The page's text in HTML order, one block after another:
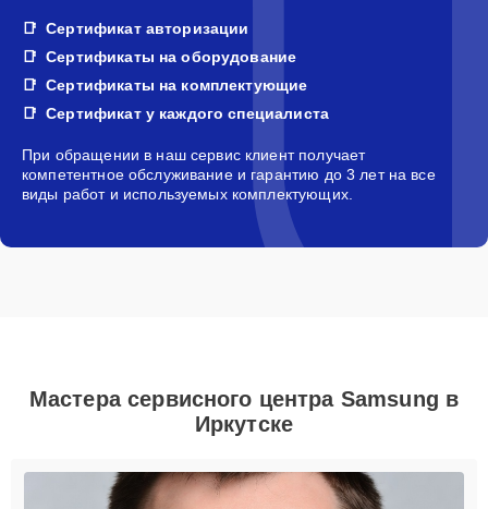
Сертификат авторизации
Сертификаты на оборудование
Сертификаты на комплектующие
Сертификат у каждого специалиста
При обращении в наш сервис клиент получает
компетентное обслуживание и гарантию до 3 лет на все
виды работ и используемых комплектующих.
Мастера сервисного центра Samsung в
Иркутске